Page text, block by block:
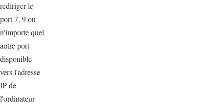
rediriger le
port 7, 9 ou
n'importe quel
autre port
disponible
vers l'adresse
IP de
l'ordinateur